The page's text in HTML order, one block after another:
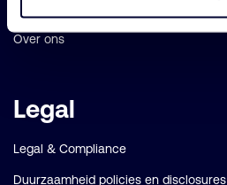
Over ons
Legal
Legal & Compliance
Duurzaamheid policies en disclosures